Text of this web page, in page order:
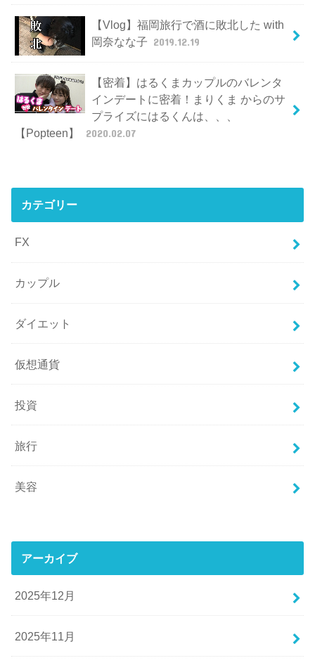
【Vlog】福岡旅行で酒に敗北した with
岡奈なな子 2019.12.19
【密着】はるくまカップルのバレンタ
インデートに密着！まりくま からのサ
プライズにはるくんは、、、
【Popteen】
2020.02.07
カテゴリー
FX
カップル
ダイエット
仮想通貨
投資
旅行
美容
アーカイブ
2025年12月
2025年11月